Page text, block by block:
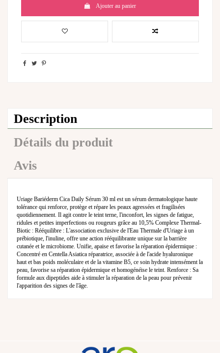
Ajouter au panier
Description
Détails du produit
Avis
Uriage Bariéderm Cica Daily Sérum 30 ml est un sérum dermatologique haute
tolérance qui renforce, protège et répare les peaux agressées et fragilisées
quotidiennement. Il agit contre le teint terne, l'inconfort, les signes de fatigue,
ridules et petites imperfections ou rougeurs grâce au 10,5% Complexe Thermal-
Biotic : Rééquilibre : L'association exclusive de l'Eau Thermale d'Uriage à un
prébiotique, l'inuline, offre une action rééquilibrante unique sur la barrière
cutanée et le microbiome. Unifie, apaise et favorise la réparation épidermique :
Concentré en Centella Asiatica réparatrice, associée à de l'acide hyaluronique
haut et bas poids moléculaire et de la vitamine B5, ce soin hydrate intensément la
peau, favorise sa réparation épidermique et homogénéise le teint. Renforce : Sa
formule aux dipeptides aide à stimuler la réparation de la peau pour prévenir
l'apparition des signes de l'âge.